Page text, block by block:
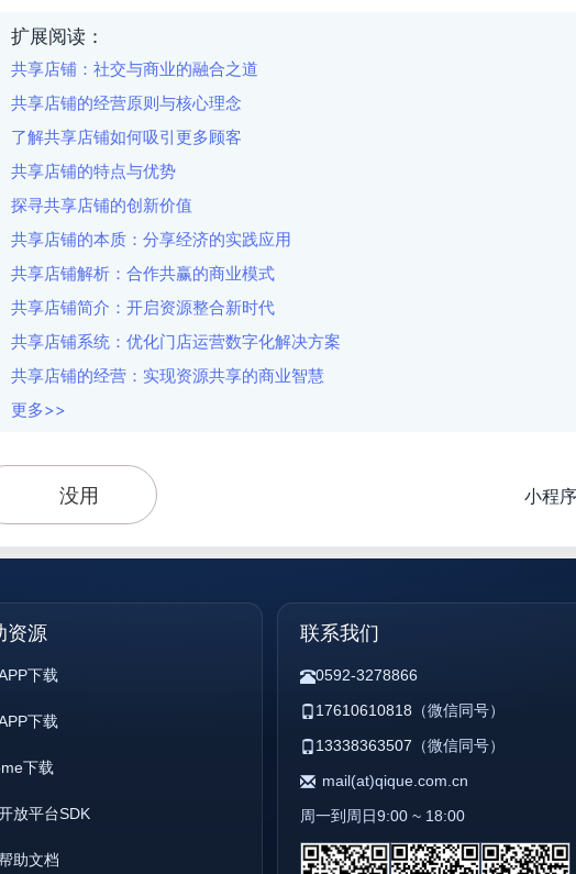
扩展阅读：
共享店铺：社交与商业的融合之道
共享店铺的经营原则与核心理念
了解共享店铺如何吸引更多顾客
共享店铺的特点与优势
探寻共享店铺的创新价值
共享店铺的本质：分享经济的实践应用
共享店铺解析：合作共赢的商业模式
共享店铺简介：开启资源整合新时代
共享店铺系统：优化门店运营数字化解决方案
共享店铺的经营：实现资源共享的商业智慧
更多>>
没用 小程
资源
下载
下载
下载
放平台SDK
助文档
联系我们
0592-3278866
17610610818 （微信同号）
13338363507 （微信同号）
mail(at)qique.com.cn
周一到周日9:00 ~ 18:00